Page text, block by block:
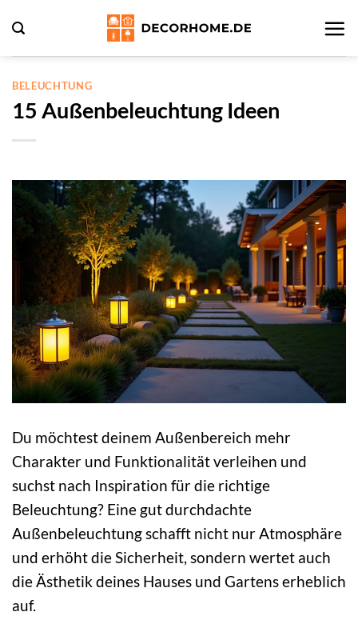
Inhalt
springen
BELEUCHTUNG
15 Außenbeleuchtung Ideen
Du möchtest deinem Außenbereich mehr
Charakter und Funktionalität verleihen und
suchst nach Inspiration für die richtige
Beleuchtung? Eine gut durchdachte
Außenbeleuchtung schafft nicht nur Atmosphäre
und erhöht die Sicherheit, sondern wertet auch
die Ästhetik deines Hauses und Gartens erheblich
auf.